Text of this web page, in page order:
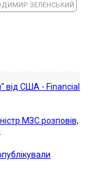
ЗЕЛЕНСЬКИЙ
від США - Financial
МЗС розповів,